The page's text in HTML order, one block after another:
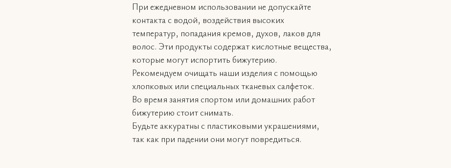
При ежедневном использовании не допускайте
контакта с водой, воздействия высоких
температур, попадания кремов, духов, лаков для
волос. Эти продукты содержат кислотные вещества,
которые могут испортить бижутерию.
Рекомендуем очищать наши изделия с помощью
хлопковых или специальных тканевых салфеток.
Во время занятия спортом или домашних работ
бижутерию стоит снимать.
Будьте аккуратны с пластиковыми украшениями,
так как при падении они могут повредиться.